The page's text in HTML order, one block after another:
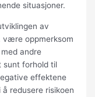
situasjoner.
av
være oppmerksom
andre
sunt forhold til
effektene
redusere risikoen